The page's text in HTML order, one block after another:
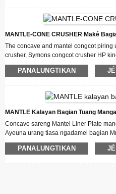
MANTLE-CONE CRUSHER Maké
The concave and mantel congcot
crusher, Symons congcot crusher HP
congcot crusher, Gyratory hidrolik
Wear-Tahan Bagian pikeun crusher
PANALUNGTIKAN
MANTLE Kalayan Bagian Tuang
Concave sareng Mantel Liner Plate
Ayeuna urang tiasa ngadamel bagian
ngagem, ogé tiasa ngadamel syarat
kuat, seueur aplikasi pikeun pabrik
PANALUNGTIKAN